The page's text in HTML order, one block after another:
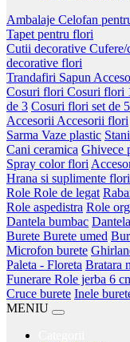
Ambalaje Celofan
Tapet pentru flori
Cutii decorative Cufere/
decorative flori
Trandafiri Sapun
Cosuri flori Cosuri flori
de 3 Cosuri flori set de 5
Accesorii Accesorii flori
Sarma Vaze plastic
Cani ceramica Ghivece
Spray color flori
Hrana si suplimente flori
Role Role de legat
Role aspedistra Role
Dantela bumbac
Burete Burete umed
Microfon burete
Paleta - Floreta Bratara
Funerare Role jerba 6
Cruce burete Inele
MENIU